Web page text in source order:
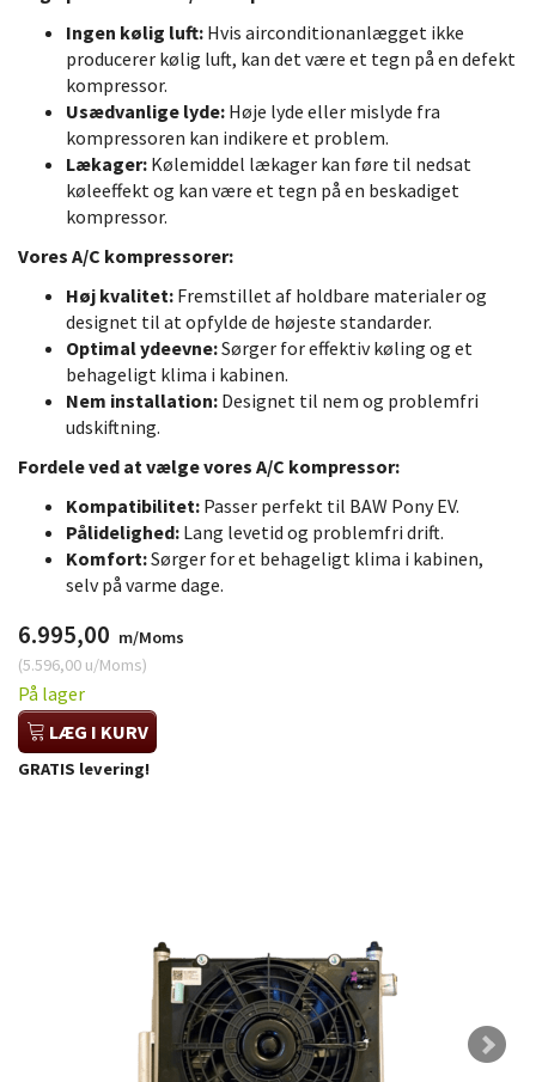
Ingen kølig luft: Hvis airconditionanlægget ikke
producerer kølig luft, kan det være et tegn på en defekt
kompressor.
Usædvanlige lyde: Høje lyde eller mislyde fra
kompressoren kan indikere et problem.
Lækager: Kølemiddel lækager kan føre til nedsat
køleeffekt og kan være et tegn på en beskadiget
kompressor.
Vores A/C kompressorer:
Høj kvalitet: Fremstillet af holdbare materialer og
designet til at opfylde de højeste standarder.
Optimal ydeevne:Sørger for effektiv køling og et
behageligt klima i kabinen.
Nem installation: Designet til nem og problemfri
udskiftning.
Fordele ved at vælge vores A/C kompressor:
Kompatibilitet: Passer perfekt til BAW Pony EV.
Pålidelighed: Lang levetid og problemfri drift.
Komfort:Sørger for et behageligt klima i kabinen,
selv på varme dage.
6.995,00 m/Moms
(5.596,00 u/Moms)
På lager
LÆG I KURV
GRATIS levering!